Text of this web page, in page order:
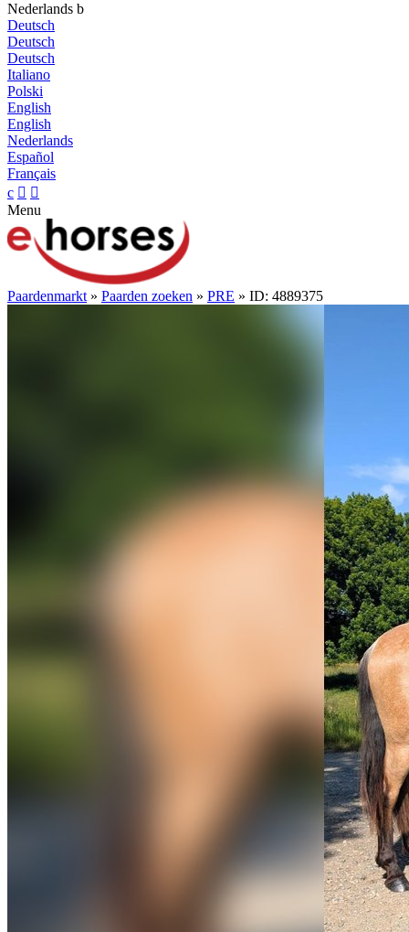
Nederlands b
Deutsch
Deutsch
Deutsch
Italiano
Polski
English
English
Nederlands
Español
Français
c  
Menu
Paardenmarkt » Paarden zoeken » PRE » ID: 4889375